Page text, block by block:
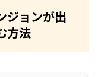
ジョンが出
方法